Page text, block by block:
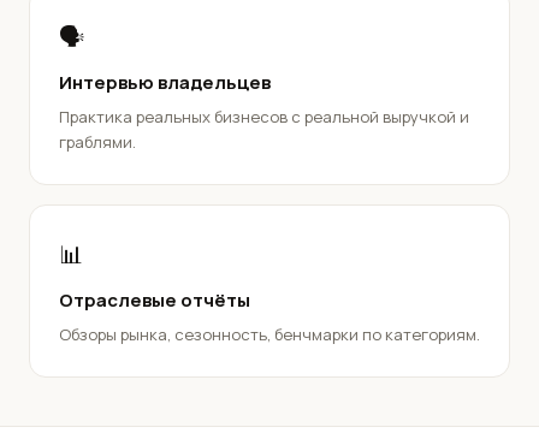
🗣️
Интервью владельцев
Практика реальных бизнесов с реальной выручкой и
граблями.
📊
Отраслевые отчёты
Обзоры рынка, сезонность, бенчмарки по категориям.